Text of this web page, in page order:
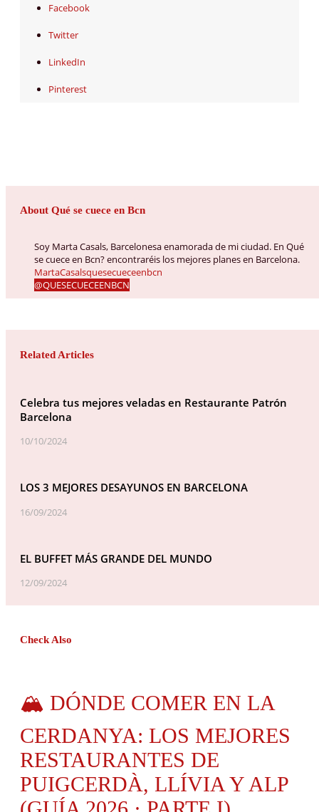
Facebook
Twitter
LinkedIn
Pinterest
About Qué se cuece en Bcn
Soy Marta Casals, Barcelonesa enamorada de mi ciudad. En Qué
se cuece en Bcn? encontraréis los mejores planes en Barcelona.
MartaCasalsquesecueceenbcn
@QUESECUECEENBCN
Related Articles
Celebra tus mejores veladas en Restaurante Patrón
Barcelona
10/10/2024
LOS 3 MEJORES DESAYUNOS EN BARCELONA
16/09/2024
EL BUFFET MÁS GRANDE DEL MUNDO
12/09/2024
Check Also
🏔️ DÓNDE COMER EN LA
CERDANYA: LOS MEJORES
RESTAURANTES DE
PUIGCERDÀ, LLÍVIA Y ALP